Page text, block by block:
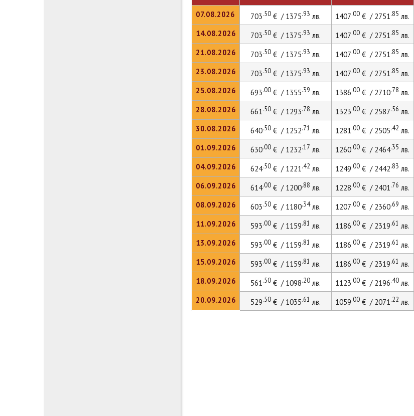
07.08.2026
14.08.2026
21.08.2026
23.08.2026
25.08.2026
28.08.2026
30.08.2026
01.09.2026
04.09.2026
06.09.2026
08.09.2026
11.09.2026
13.09.2026
15.09.2026
18.09.2026
20.09.2026
703.50 € / 1375.93 лв. 1407.00 € / 2751.85 лв.
703.50 € / 1375.93 лв. 1407.00 € / 2751.85 лв.
703.50 € / 1375.93 лв. 1407.00 € / 2751.85 лв.
703.50 € / 1375.93 лв. 1407.00 € / 2751.85 лв.
693.00 € / 1355.39 лв. 1386.00 € / 2710.78 лв.
661.50 € / 1293.78 лв. 1323.00 € / 2587.56 лв.
640.50 € / 1252.71 лв. 1281.00 € / 2505.42 лв.
630.00 € / 1232.17 лв. 1260.00 € / 2464.35 лв.
624.50 € / 1221.42 лв. 1249.00 € / 2442.83 лв.
614.00 € / 1200.88 лв. 1228.00 € / 2401.76 лв.
603.50 € / 1180.34лв. 1207.00 € / 2360.69 лв.
593.00 € / 1159.81 лв. 1186.00 € / 2319.61 лв.
593.00 € / 1159.81 лв. 1186.00 € / 2319.61 лв.
593.00 € / 1159.81 лв. 1186.00 € / 2319.61 лв.
561.50 € / 1098.20 лв. 1123.00 € / 2196.40 лв.
529.50 € / 1035.61 лв. 1059.00 € / 2071.22 лв.